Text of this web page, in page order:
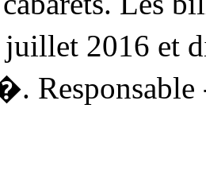
juillet 2016 et